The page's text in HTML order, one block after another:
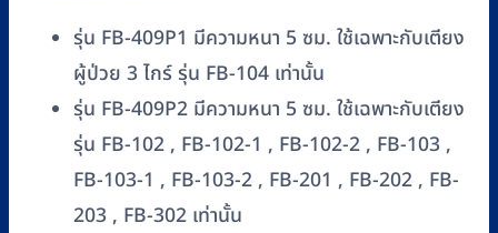
รุ่น FB-409P1 มีความหนา 5 ซม. ใช้เฉพาะกับเตียง
ผู้ป่วย 3 ไกร์ รุ่น FB-104 เท่านั้น
รุ่น FB-409P2 มีความหนา 5 ซม. ใช้เฉพาะกับเตียง
รุ่น FB-102 , FB-102-1 , FB-102-2 , FB-103 ,
FB-103-1 , FB-103-2 , FB-201 , FB-202 , FB-
203 , FB-302 เท่านั้น